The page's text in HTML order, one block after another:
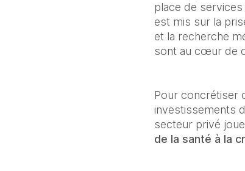
place de
est mis sur la
et la recherche
sont au cœur de
Pour concrétiser
investissements
secteur privé
de la santé à la